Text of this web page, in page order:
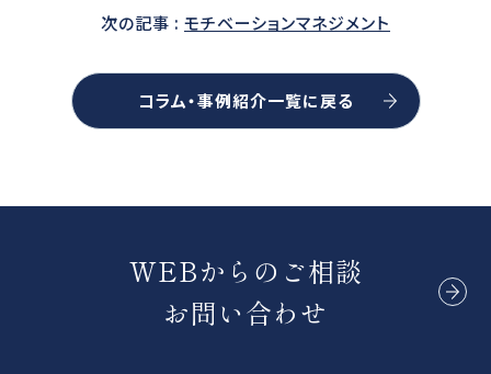
次の記事 : モチベーションマネジメント
コラム・事例紹介一覧に戻る
WEBからのご相談
お問い合わせ